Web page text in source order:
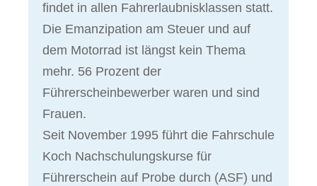
findet in allen Fahrerlaubnisklassen statt.
Die Emanzipation am Steuer und auf
dem Motorrad ist längst kein Thema
mehr. 56 Prozent der
Führerscheinbewerber waren und sind
Frauen.
Seit November 1995 führt die Fahrschule
Koch Nachschulungskurse für
Führerschein auf Probe durch (ASF) und